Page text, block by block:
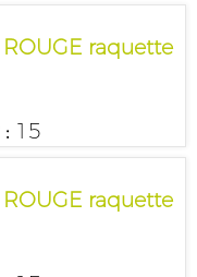
raquette
15
raquette